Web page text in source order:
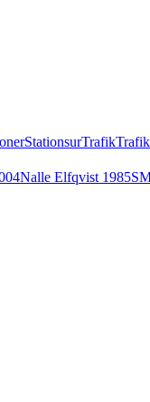
StationsurTrafik
Nalle Elfqvist 1985